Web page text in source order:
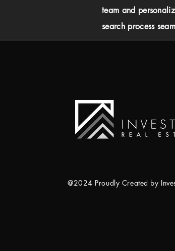
team and
search process
@2024 Proudly Created by